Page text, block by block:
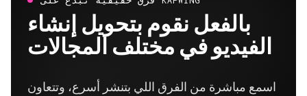
بالفعل نقوم بتحويل إنشاء
الفيديو في مختلف المجالات
اسمع مباشرة من الفرق اللي بتنشر أسرع، وتتعاون